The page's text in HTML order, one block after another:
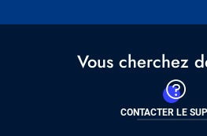
Vous cherchez
CONTACTER LE